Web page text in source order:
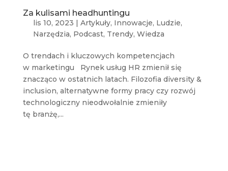
Za kulisami headhuntingu
lis 10, 2023 | Artykuły, Innowacje, Ludzie,
Narzędzia, Podcast, Trendy, Wiedza
O trendach i kluczowych kompetencjach
w marketingu Rynek usług HR zmienił się
znacząco w ostatnich latach. Filozofia diversity &
inclusion, alternatywne formy pracy czy rozwój
technologiczny nieodwołalnie zmieniły
tę branżę,...